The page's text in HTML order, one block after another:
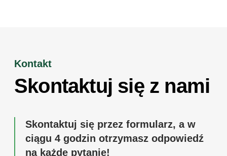
Kontakt
Skontaktuj się z nami
Skontaktuj się przez formularz, a w
ciągu 4 godzin otrzymasz odpowiedź
na każde pytanie!